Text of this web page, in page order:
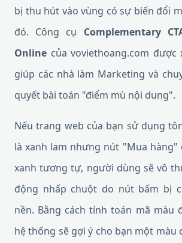
bị thu hút vào vùng có sự biến đổi
đó. Công cụ Complementary
Online của voviethoang.com được
giúp các nhà làm Marketing và
quyết bài toán "điểm mù nội dung".
Nếu trang web của bạn sử dụng
là xanh lam nhưng nút "Mua hàng"
xanh tương tự, người dùng sẽ vô
động nhấp chuột do nút bấm bị
nền. Bằng cách tính toán mã màu
hệ thống sẽ gợi ý cho bạn một màu